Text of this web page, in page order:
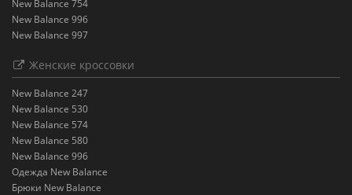
New Balance 754
New Balance 996
New Balance 997
Женские кроссовки
New Balance 247
New Balance 530
New Balance 574
New Balance 580
New Balance 996
Одежда New Balance
Брюки New Balance